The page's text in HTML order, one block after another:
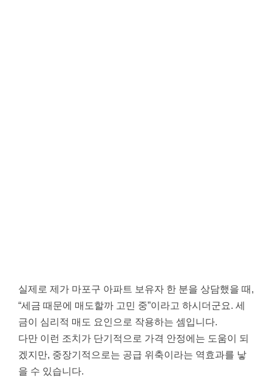
실제로 제가 마포구 아파트 보유자 한 분을 상담했을 때,
“세금 때문에 매도할까 고민 중”이라고 하시더군요. 세
금이 심리적 매도 요인으로 작용하는 셈입니다.
다만 이런 조치가 단기적으로 가격 안정에는 도움이 되
겠지만, 중장기적으로는 공급 위축이라는 역효과를 낳
을 수 있습니다.